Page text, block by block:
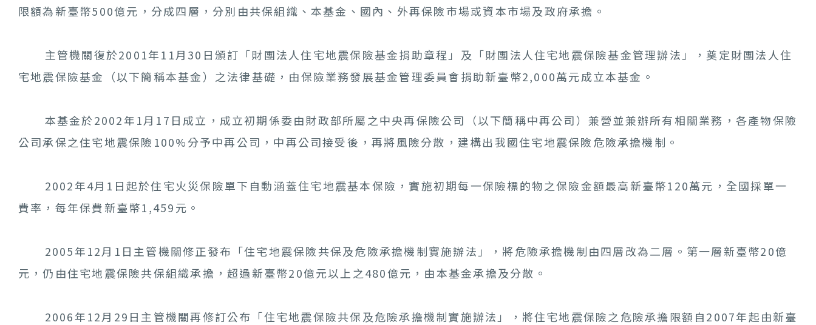
限額為新臺幣500億元，分成四層，分別由共保組織、本基金、國內、外再保險市場或資本市場及政府承擔。
主管機關復於2001年11月30日頒訂「財團法人住宅地震保險基金捐助章程」及「財團法人住宅地震保險基金管理辦法」，奠定財團法人住
宅地震保險基金（以下簡稱本基金）之法律基礎，由保險業務發展基金管理委員會捐助新臺幣2,000萬元成立本基金。
本基金於2002年1月17日成立，成立初期係委由財政部所屬之中央再保險公司（以下簡稱中再公司）兼營並兼辦所有相關業務，各產物保險
公司承保之住宅地震保險100%分予中再公司，中再公司接受後，再將風險分散，建構出我國住宅地震保險危險承擔機制。
2002年4月1日起於住宅火災保險單下自動涵蓋住宅地震基本保險，實施初期每一保險標的物之保險金額最高新臺幣120萬元，全國採單一
費率，每年保費新臺幣1,459元。
2005年12月1日主管機關修正發布「住宅地震保險共保及危險承擔機制實施辦法」，將危險承擔機制由四層改為二層。第一層新臺幣20億
元，仍由住宅地震保險共保組織承擔，超過新臺幣20億元以上之480億元，由本基金承擔及分散。
2006年12月29日主管機關再修訂公布「住宅地震保險共保及危險承擔機制實施辦法」，將住宅地震保險之危險承擔限額自2007年起由新臺